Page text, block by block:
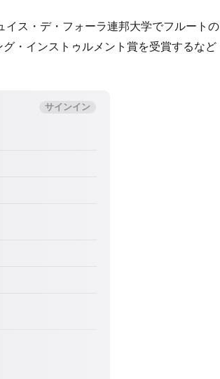
ス・デ・フォーラ連邦大学でフルートの
・インストゥルメント賞を受賞するなど